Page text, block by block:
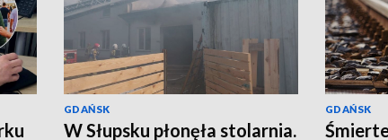
GDAŃSK
W Słupsku płonęła stolarnia.
GDAŃSK